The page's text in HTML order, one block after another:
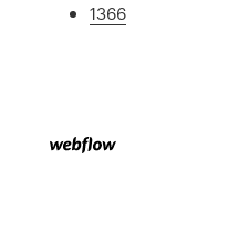
1366